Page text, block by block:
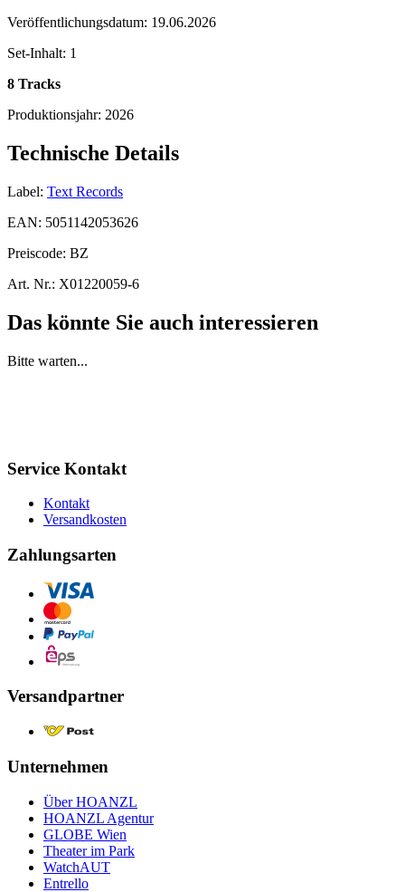
Veröffentlichungsdatum: 19.06.2026
Set-Inhalt: 1
8 Tracks
Produktionsjahr: 2026
Technische Details
Label: Text Records
EAN: 5051142053626
Preiscode: BZ
Art. Nr.: X01220059-6
Das könnte Sie auch interessieren
Bitte warten...
Service Kontakt
Kontakt
Versandkosten
Zahlungsarten
Versandpartner
Unternehmen
Über HOANZL
HOANZL Agentur
GLOBE Wien
Theater im Park
WatchAUT
Entrello